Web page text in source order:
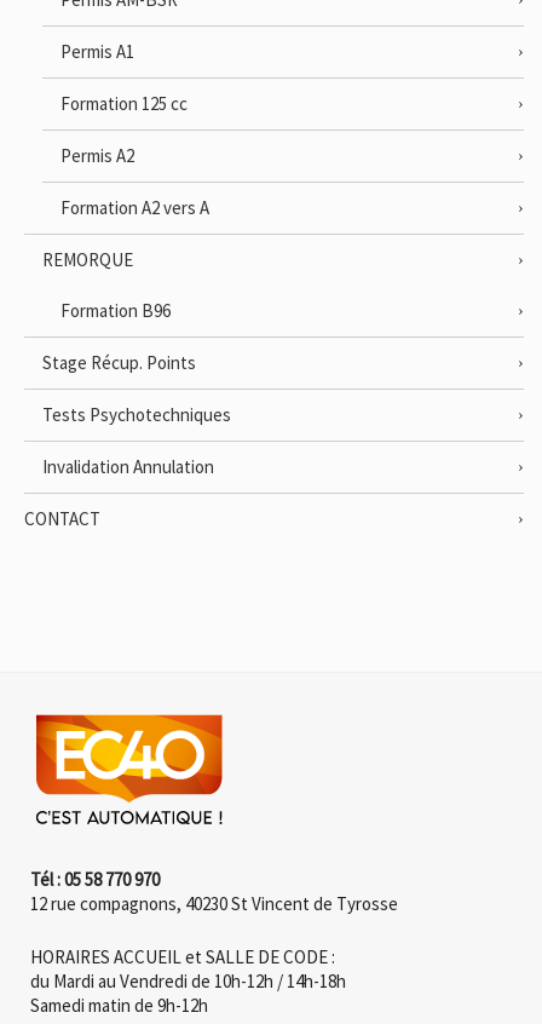
Permis A1
Formation 125 cc
Permis A2
Formation A2 vers A
REMORQUE
Formation B96
Stage Récup. Points
Tests Psychotechniques
Invalidation Annulation
CONTACT
Tél : 05 58 770 970
12 rue compagnons, 40230 St Vincent de Tyrosse
HORAIRES ACCUEIL et SALLE DE CODE :
du Mardi au Vendredi de 10h-12h / 14h-18h
Samedi matin de 9h-12h